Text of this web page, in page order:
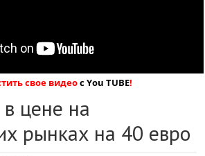
свое видеос You TUBE!
цене на
рынках на 40 евро